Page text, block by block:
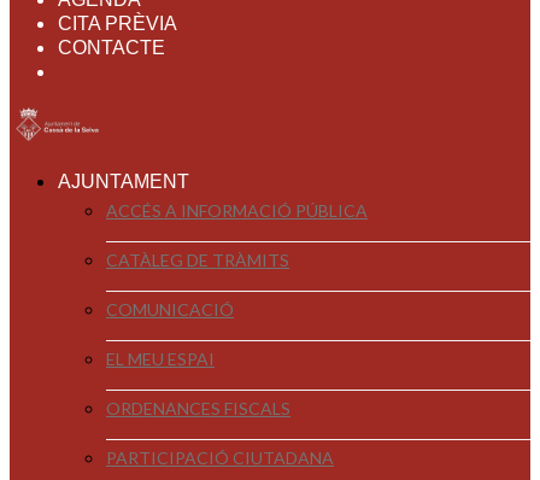
CITA PRÈVIA
CONTACTE
AJUNTAMENT
ACCÉS A INFORMACIÓ PÚBLICA
CATÀLEG DE TRÀMITS
COMUNICACIÓ
EL MEU ESPAI
ORDENANCES FISCALS
PARTICIPACIÓ CIUTADANA